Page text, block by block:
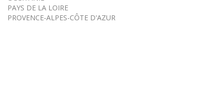
PAYS DE LA LOIRE
PROVENCE-ALPES-CÔTE D'AZUR